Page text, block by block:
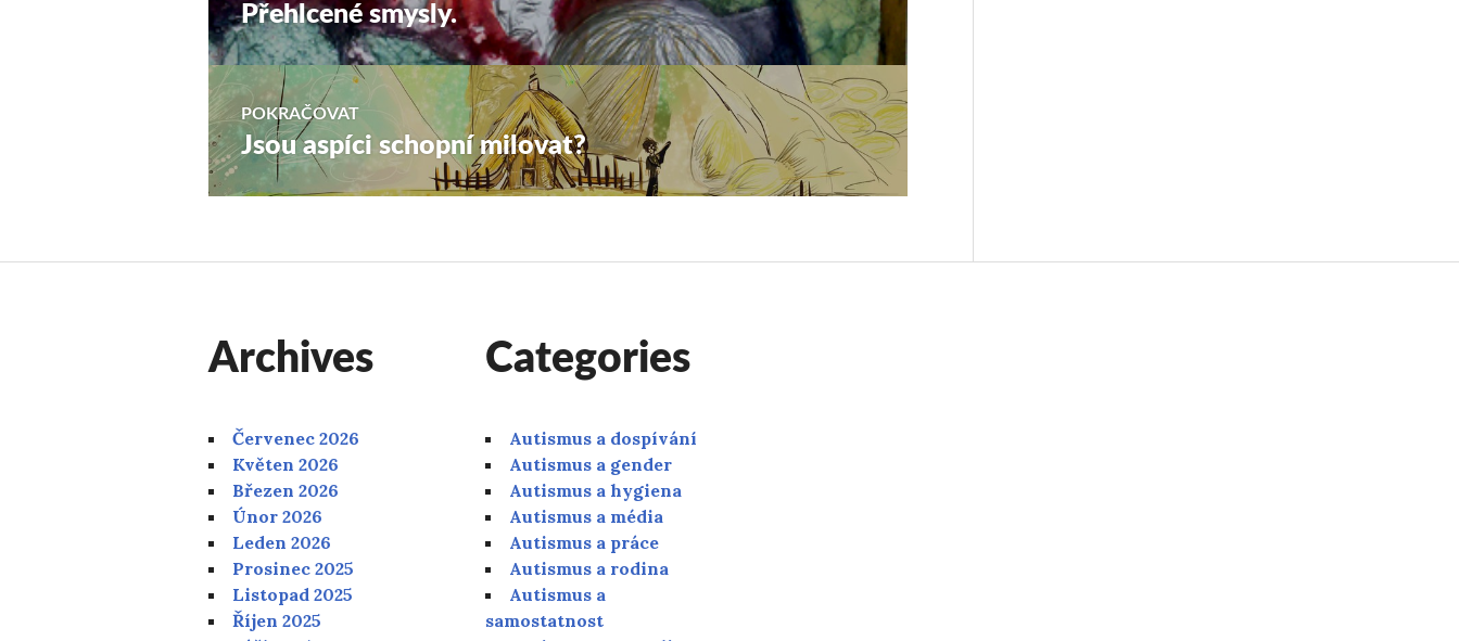
pro
příspěvek
Předchozí
příspěvek:
Přehlcené smysly.
POKRAČOVAT
Následující
příspěvek:
Jsou aspíci schopní milovat?
Archives
Červenec 2026
Květen 2026
Březen 2026
Únor 2026
Leden 2026
Prosinec 2025
Listopad 2025
Říjen 2025
Categories
Autismus a dospívání
Autismus a gender
Autismus a hygiena
Autismus a média
Autismus a práce
Autismus a rodina
Autismus a
samostatnost